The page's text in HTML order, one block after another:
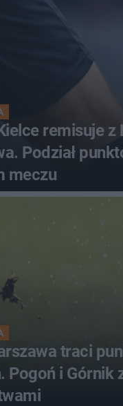
remisuje z
Podział
meczu
traci
Pogoń i Górnik